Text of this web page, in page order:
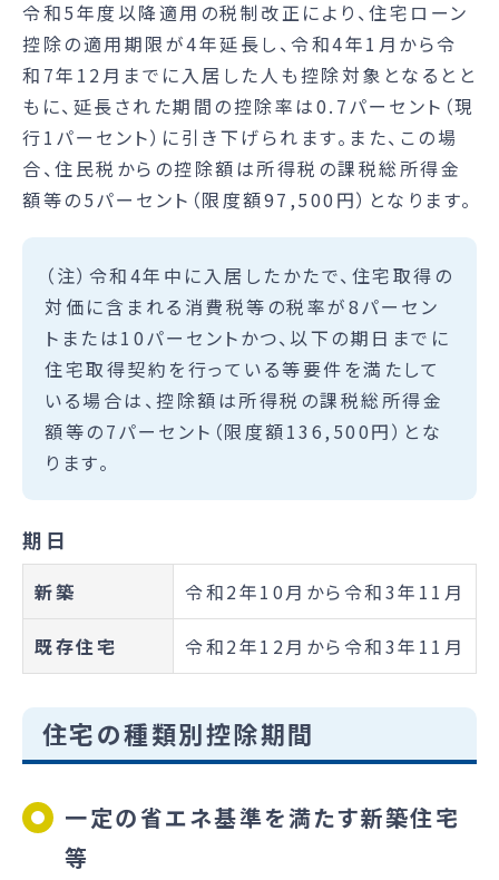
令和5年度以降適用の税制改正により、住宅ローン
控除の適用期限が4年延長し、令和4年1月から令
和7年12月までに入居した人も控除対象となるとと
もに、延長された期間の控除率は0.7パーセント（現
行1パーセント）に引き下げられます。また、この場
合、住民税からの控除額は所得税の課税総所得金
額等の5パーセント（限度額97,500円）となります。
（注）令和4年中に入居したかたで、住宅取得の
対価に含まれる消費税等の税率が8パーセン
トまたは10パーセントかつ、以下の期日までに
住宅取得契約を行っている等要件を満たして
いる場合は、控除額は所得税の課税総所得金
額等の7パーセント（限度額136,500円）とな
ります。
期日
新築 令和2年10月から令和3年11月
既存住宅 令和2年12月から令和3年11月
住宅の種類別控除期間
一定の省エネ基準を満たす新築住宅
等